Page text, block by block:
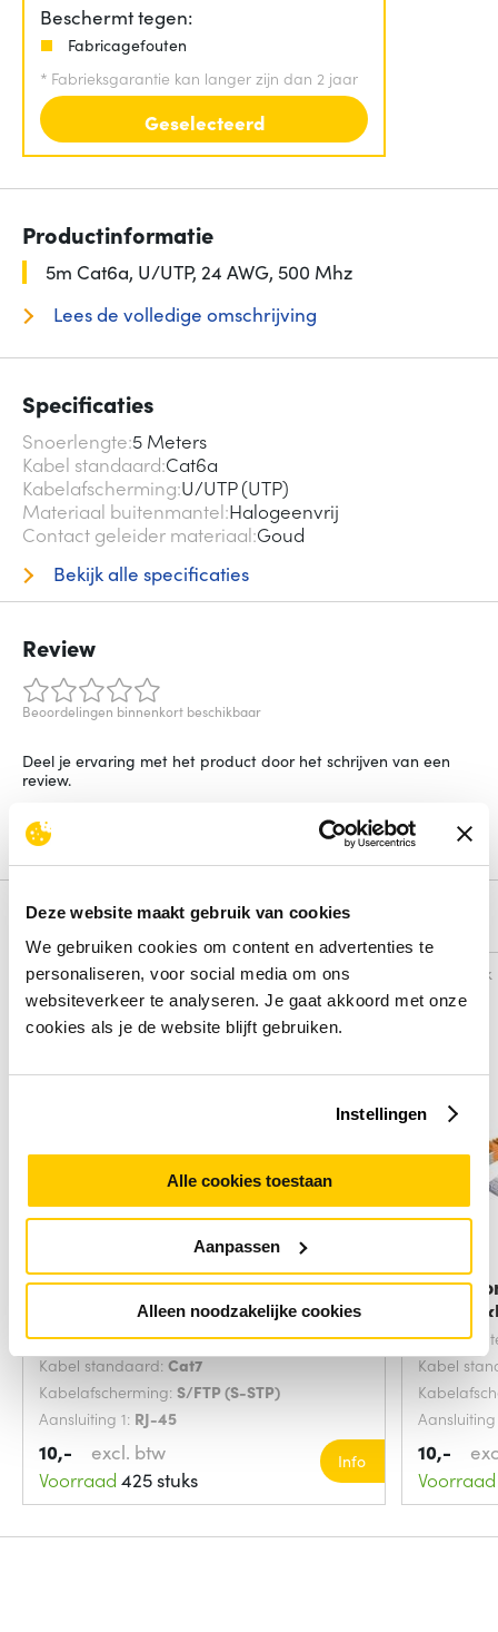
Deze website maakt gebruik van cookies
We gebruiken cookies om content en advertenties te
personaliseren, voor social media om ons
websiteverkeer te analyseren. Je gaat akkoord met onze
cookies als je de website blijft gebruiken.
Instellingen
Alle cookies toestaan
Aanpassen
Alleen noodzakelijke cookies
Beschermt tegen:
Fabricagefouten
* Fabrieksgarantie kan langer zijn dan 2 jaar
Geselecteerd
Productinformatie
5m Cat6a, U/UTP, 24 AWG, 500 Mhz
Lees de volledige omschrijving
Specificaties
Snoerlengte 5 Meters
Kabel standaard Cat6a
Kabelafscherming U/UTP (UTP)
Materiaal buitenmantel Halogeenvrij
Contact geleider materiaal Goud
Bekijk alle specificaties
Review
Beoordelingen binnenkort beschikbaar
Deel je ervaring met het product door het schrijven van een
review.
Schrijf een review
Alternatieven
Vergelijk
Microconnect SFTP702G
netwerkkabel Groen 2
Snoerlengte:2 Meters
Kabel standaard: Cat7
Kabelafscherming: S/FTP (S-STP)
Aansluiting 1: RJ-45
10,-
excl. btw
Voorraad 425 stuks
Info
Vergelijk
Kabel
10,-
Voorraad